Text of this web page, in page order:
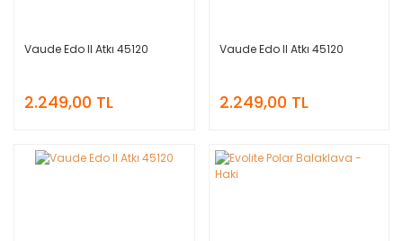
Vaude Edo II Atkı 45120
2.249,00 TL
Vaude Edo II Atkı 45120
2.249,00 TL